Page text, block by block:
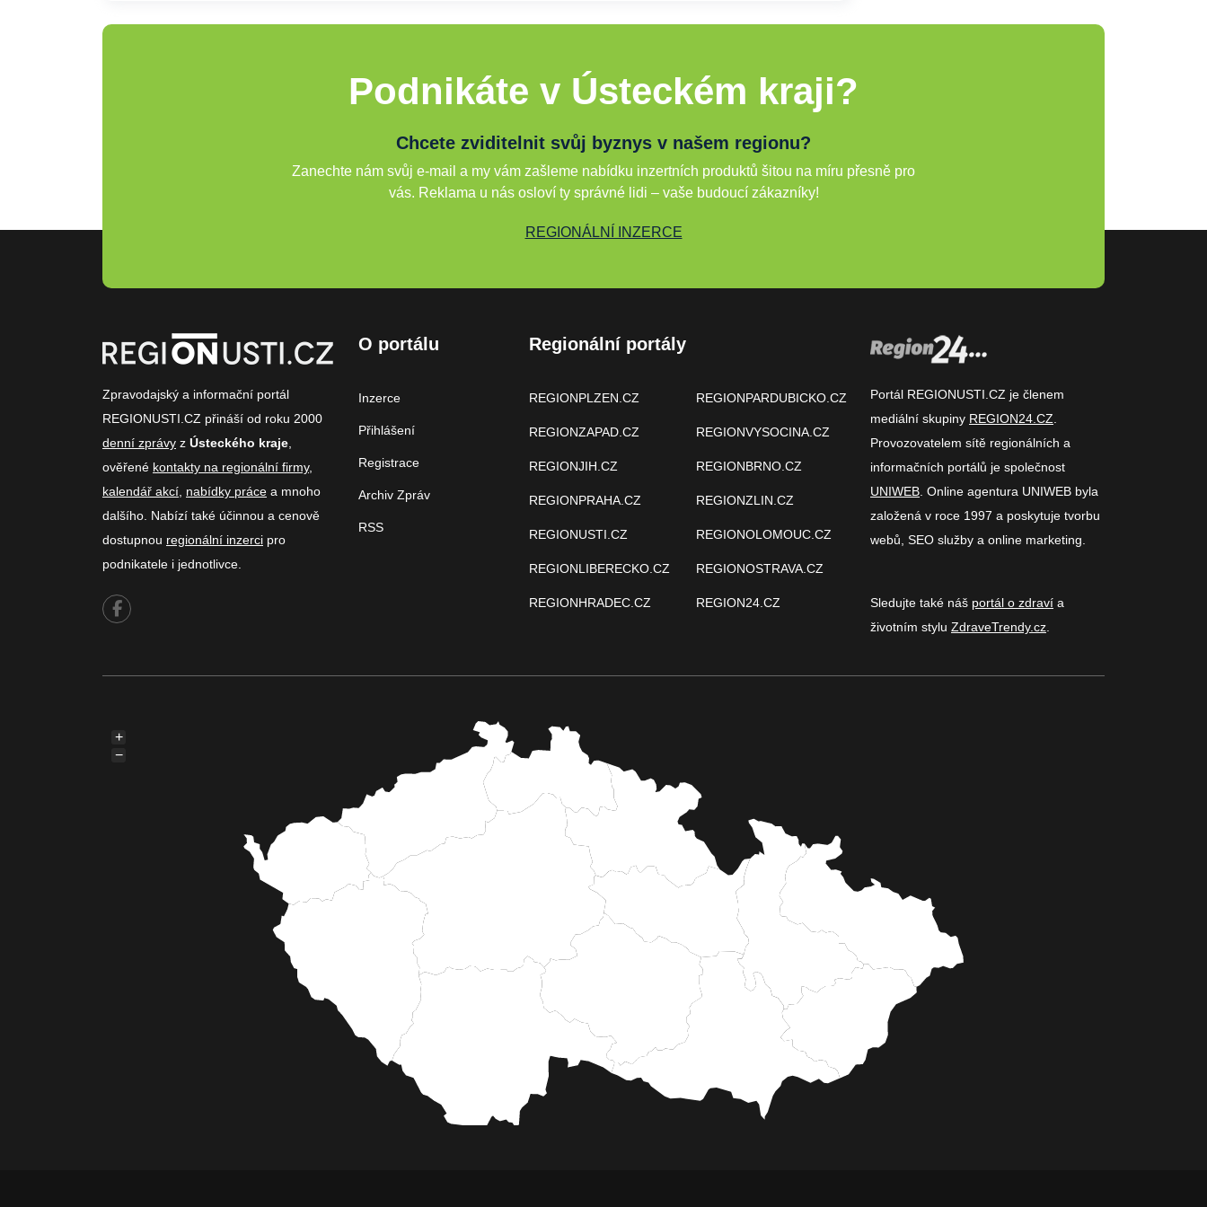
Podnikáte v Ústeckém kraji?
Chcete zviditelnit svůj byznys v našem regionu?
Zanechte nám svůj e-mail a my vám zašleme nabídku inzertních produktů šitou na míru přesně pro
vás. Reklama u nás osloví ty správné lidi – vaše budoucí zákazníky!
REGIONÁLNÍ INZERCE
Zpravodajský a informační portál
REGIONUSTI.CZ přináší od roku 2000
denní zprávy z Ústeckého kraje
ověřené kontakty na regionální firmy,
kalendář akcí nabídky práce a mnoho
dalšího. Nabízí také účinnou a cenově
dostupnou regionální inzerci pro
podnikatele i jednotlivce.
O portálu
Inzerce
Přihlášení
Registrace
Archiv Zpráv
RSS
Regionální portály
REGIONPLZEN.CZ
REGIONZAPAD.CZ
REGIONJIH.CZ
REGIONPRAHA.CZ
REGIONUSTI.CZ
REGIONLIBERECKO.CZ
REGIONHRADEC.CZ
REGIONPARDUBICKO.CZ
REGIONVYSOCINA.CZ
REGIONBRNO.CZ
REGIONZLIN.CZ
REGIONOLOMOUC.CZ
REGIONOSTRAVA.CZ
REGION24.CZ
Portál REGIONUSTI.CZ je členem
mediální skupiny REGION24.CZ
Provozovatelem sítě regionálních a
informačních portálů je společnost
UNIWEB . Online agentura UNIWEB byla
založená v roce 1997 a poskytuje tvorbu
webů, SEO služby a online marketing.
Sledujte také náš portál o zdraví a
životním stylu ZdraveTrendy.cz
+
−